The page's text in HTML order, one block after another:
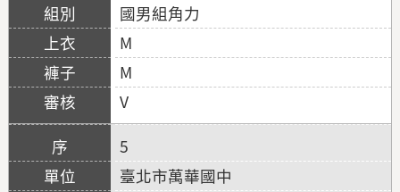
國男組角力
M
M
V
5
臺北市萬華國中